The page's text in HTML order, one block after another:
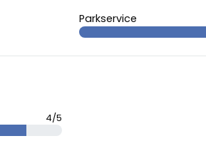
Parkservice
4/5